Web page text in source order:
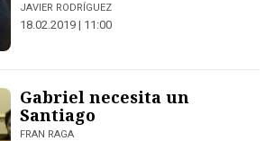
JAVIER RODRÍGUEZ
18.02.2019 | 11:00
Gabriel necesita un
Santiago
FRAN RAGA